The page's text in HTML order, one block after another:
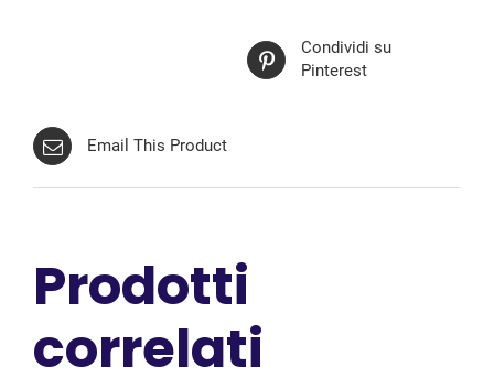
Condividi su
Pinterest
Email This Product
Prodotti
correlati